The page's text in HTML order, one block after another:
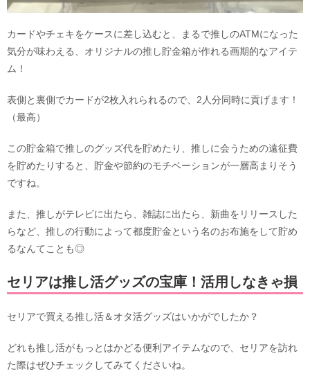
カードやチェキをケースに差し込むと、まるで推しのATMになった
気分が味わえる、オリジナルの推し貯金箱が作れる画期的なアイテ
ム！
表側と裏側でカードが2枚入れられるので、2人分同時に貢げます！
（最高）
この貯金箱で推しのグッズ代を貯めたり、推しに会うための遠征費
を貯めたりすると、貯金や節約のモチベーションが一層高まりそう
ですね。
また、推しがテレビに出たら、雑誌に出たら、新曲をリリースした
らなど、推しの行動によって都度貯金という名のお布施をして貯め
るなんてことも◎
セリアは推し活グッズの宝庫！活用しなきゃ損
セリアで買える推し活＆オタ活グッズはいかがでしたか？
どれも推し活がもっとはかどる便利アイテムなので、セリアを訪れ
た際はぜひチェックしてみてくださいね。